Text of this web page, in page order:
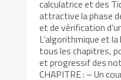
calculatrice et des
attractive la phase
et de vérification
L’algorithmique et
tous les chapitres,
et progressif des
CHAPITRE : – Un